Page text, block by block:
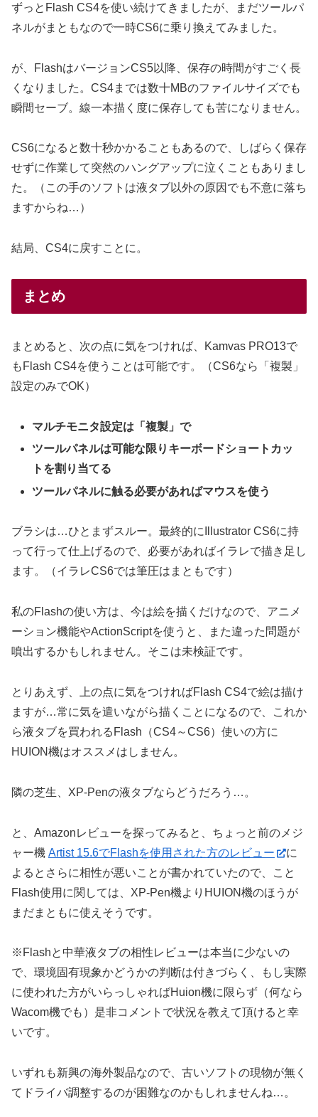
ずっとFlash CS4を使い続けてきましたが、まだツールパ
ネルがまともなので一時CS6に乗り換えてみました。
が、FlashはバージョンCS5以降、保存の時間がすごく長
くなりました。CS4までは数十MBのファイルサイズでも
瞬間セーブ。線一本描く度に保存しても苦になりません。
CS6になると数十秒かかることもあるので、しばらく保存
せずに作業して突然のハングアップに泣くこともありまし
た。（この手のソフトは液タブ以外の原因でも不意に落ち
ますからね…）
結局、CS4に戻すことに。
まとめ
まとめると、次の点に気をつければ、Kamvas PRO13で
もFlash CS4を使うことは可能です。（CS6なら「複製」
設定のみでOK）
マルチモニタ設定は「複製」で
ツールパネルは可能な限りキーボードショートカッ
トを割り当てる
ツールパネルに触る必要があればマウスを使う
ブラシは…ひとまずスルー。最終的にIllustrator CS6に持
って行って仕上げるので、必要があればイラレで描き足し
ます。（イラレCS6では筆圧はまともです）
私のFlashの使い方は、今は絵を描くだけなので、アニメ
ーション機能やActionScriptを使うと、また違った問題が
噴出するかもしれません。そこは未検証です。
とりあえず、上の点に気をつければFlash CS4で絵は描け
ますが…常に気を遣いながら描くことになるので、これか
ら液タブを買われるFlash（CS4～CS6）使いの方に
HUION機はオススメはしません。
隣の芝生、XP-Penの液タブならどうだろう…。
と、Amazonレビューを探ってみると、ちょっと前のメジ
ャー機 Artist 15.6でFlashを使用された方のレビュー
に
よるとさらに相性が悪いことが書かれていたので、こと
Flash使用に関しては、XP-Pen機よりHUION機のほうが
まだまともに使えそうです。
※Flashと中華液タブの相性レビューは本当に少ないの
で、環境固有現象かどうかの判断は付きづらく、もし実際
に使われた方がいらっしゃればHuion機に限らず（何なら
Wacom機でも）是非コメントで状況を教えて頂けると幸
いです。
いずれも新興の海外製品なので、古いソフトの現物が無く
てドライバ調整するのが困難なのかもしれませんね…。